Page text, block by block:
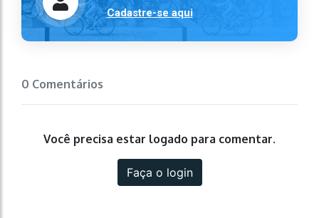
Cadastre-se aqui
0 Comentários
Você precisa estar logado para comentar.
Faça o login